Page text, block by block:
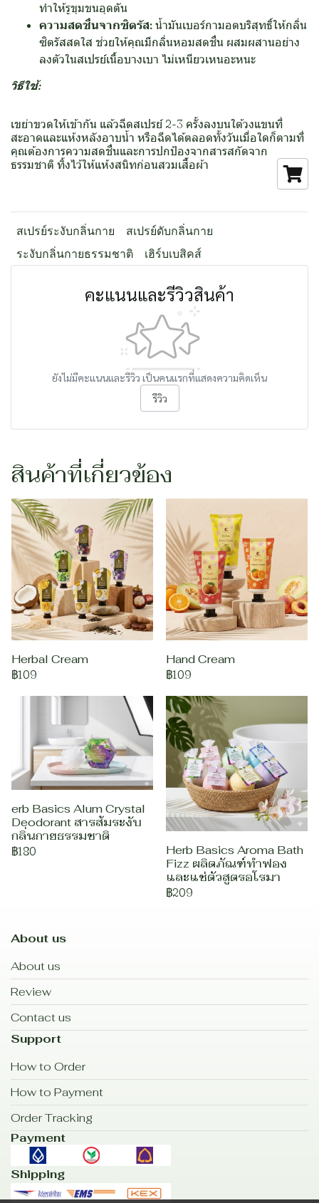
ทำให้รูขุมขนอุดตัน
ความสดชื่นจากซิตรัส: น้ำมันเบอร์กามอตบริสุทธิ์ให้กลิ่น
ซิตรัสสดใส ช่วยให้คุณมีกลิ่นหอมสดชื่น ผสมผสานอย่าง
ลงตัวในสเปรย์เนื้อบางเบา ไม่เหนียวเหนอะหนะ
วิธีใช้:
เขย่าขวดให้เข้ากัน แล้วฉีดสเปรย์ 2-3 ครั้งลงบนใต้วงแขนที่
สะอาดและแห้งหลังอาบน้ำ หรือฉีดได้ตลอดทั้งวันเมื่อใดก็ตามที่
คุณต้องการความสดชื่นและการปกป้องจากสารสกัดจาก
ธรรมชาติ ทิ้งไว้ให้แห้งสนิทก่อนสวมเสื้อผ้า
สเปรย์ระงับกลิ่นกาย
สเปรย์ดับกลิ่นกาย
ระงับกลิ่นกายธรรมชาติ
เฮิร์บเบสิคส์
คะแนนและรีวิวสินค้า
ยังไม่มีคะแนนและรีวิว เป็นคนแรกที่แสดงความคิดเห็น
รีวิว
สินค้าที่เกี่ยวข้อง
Herbal Cream
฿109
Hand Cream
฿109
erb Basics Alum Crystal
Deodorant สารส้มระงับ
กลิ่นกายธรรมชาติ
฿180
Herb Basics Aroma Bath
Fizz ผลิตภัณฑ์ทำฟอง
และแช่ตัวสูตรอโรมา
฿209
About us
About us
Review
Contact us
Support
How to Order
How to Payment
Order Tracking
Payment
Shipping